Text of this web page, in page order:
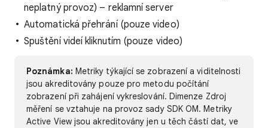
neplatný provoz) – reklamní server
Automatická přehrání (pouze video)
Spuštění videí kliknutím (pouze video)
Poznámka: Metriky týkající se zobrazení a viditelnosti
jsou akreditovány pouze pro metodu počítání
zobrazení při zahájení vykreslování. Dimenze Zdroj
měření se vztahuje na provoz sady SDK OM. Metriky
Active View jsou akreditovány jen u těch částí dat, ve